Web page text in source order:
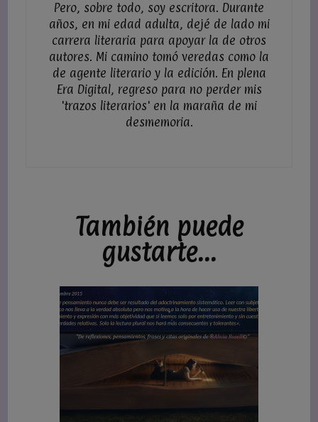
Pero, sobre todo, soy escritora. Durante
años, en mi edad adulta, dejé de lado mi
carrera literaria para apoyar la de otros
autores. Mi camino tomó veredas como la
de agente literario y la edición. En plena
Era Digital, regreso para no perder mis
'trazos literarios' en la maraña de mi
desmemoria.
También puede
gustarte...